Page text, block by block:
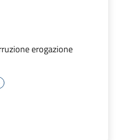
erogazione